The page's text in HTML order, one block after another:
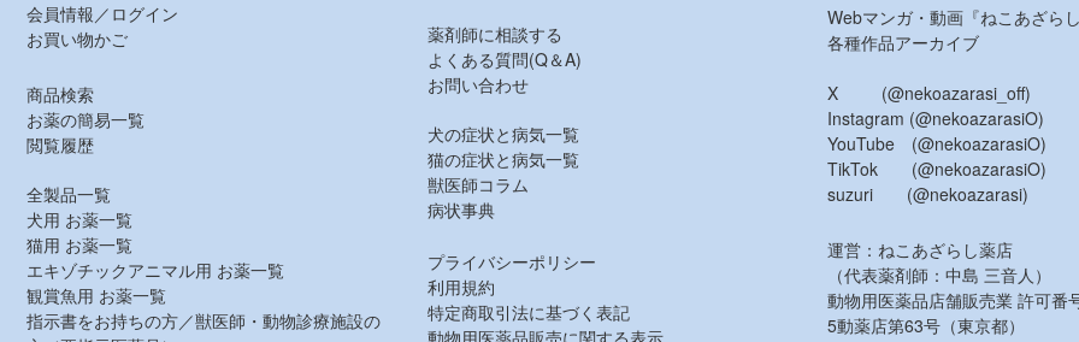
会員情報／ログイン
お買い物かご
商品検索
お薬の簡易一覧
閲覧履歴
全製品一覧
犬用 お薬一覧
猫用 お薬一覧
エキゾチックアニマル用 お薬一覧
観賞魚用 お薬一覧
指示書をお持ちの方／獣医師・動物診療施設の
薬剤師に相談する
よくある質問(Q＆A)
お問い合わせ
犬の症状と病気一覧
猫の症状と病気一覧
獣医師コラム
病状事典
プライバシーポリシー
利用規約
特定商取引法に基づく表記
Webマンガ・動画『ねこあざら
各種作品アーカイブ
X (@nekoazarasi_off)
Instagram (@nekoazarasiO)
YouTube (@nekoazarasiO)
TikTok (@nekoazarasiO)
suzuri (@nekoazarasi)
運営：ねこあざらし薬店
（代表薬剤師：中島 三音人）
動物用医薬品店舗販売業 許可番
5動薬店第63号（東京都）